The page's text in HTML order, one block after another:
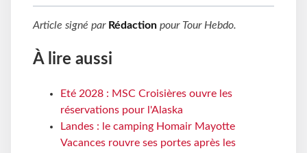
Article signé par Rédaction pour Tour Hebdo.
À lire aussi
Eté 2028 : MSC Croisières ouvre les
réservations pour l'Alaska
Landes : le camping Homair Mayotte
Vacances rouvre ses portes après les